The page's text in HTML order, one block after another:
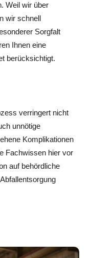
Weil wir über
wir schnell
Sorgfalt
Ihnen eine
berücksichtigt.
verringert nicht
unnötige
Komplikationen
Fachwissen hier vor
auf behördliche